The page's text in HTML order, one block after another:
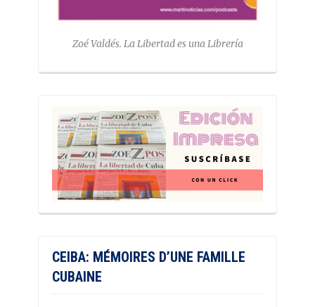
Zoé Valdés. La Libertad es una Librería
CEIBA: MÉMOIRES D’UNE FAMILLE
CUBAINE